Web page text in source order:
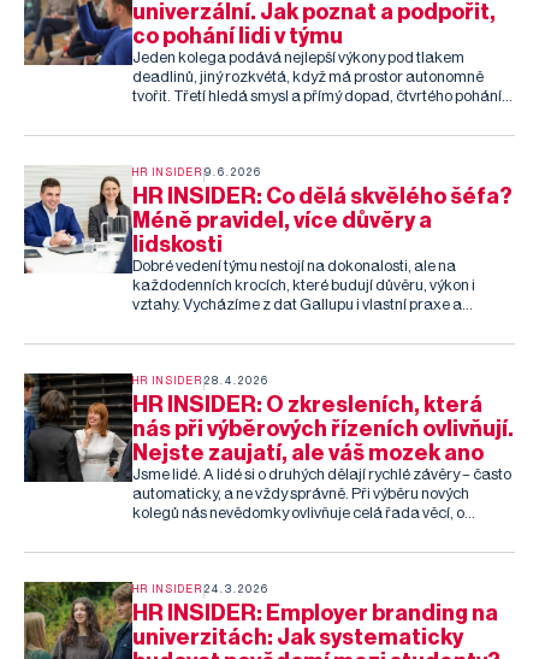
univerzální. Jak poznat a podpořit,
co pohání lidi v týmu
Jeden kolega podává nejlepší výkony pod tlakem
deadlinů, jiný rozkvétá, když má prostor autonomně
tvořit. Třetí hledá smysl a přímý dopad, čtvrtého pohání
rozdíly poznat – a co s nimi v HR praxi dělat?
HR INSIDER 9.6.2026
HR INSIDER: Co dělá skvělého šéfa?
Méně pravidel, více důvěry a
lidskosti
Dobré vedení týmu nestojí na dokonalosti, ale na
každodenních krocích, které budují důvěru, výkon i
vztahy. Vycházíme z dat Gallupu i vlastní praxe a
jednoduché věci, které můžete začít dělat hned zítra.
HR INSIDER 28.4.2026
HR INSIDER: O zkresleních, která
nás při výběrových řízeních ovlivňují.
Nejste zaujatí, ale váš mozek ano
Jsme lidé. A lidé si o druhých dělají rychlé závěry – často
automaticky, a ne vždy správně. Při výběru nových
kolegů nás nevědomky ovlivňuje celá řada věcí, o
nepodlehnout? Ve FrankBold na to jdeme různě.
HR INSIDER 24.3.2026
HR INSIDER: Employer branding na
univerzitách: Jak systematicky